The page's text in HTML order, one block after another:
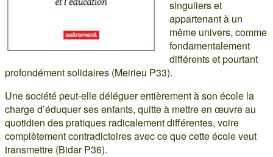
singuliers et
appartenant à un
même univers, comme
fondamentalement
différents et pourtant
profondément solidaires (Meirieu P33).
Une société peut-elle déléguer entièrement à son école la
charge d’éduquer ses enfants, quitte à mettre en œuvre au
quotidien des pratiques radicalement différentes, voire
complètement contradictoires avec ce que cette école veut
transmettre (Bidar P36).